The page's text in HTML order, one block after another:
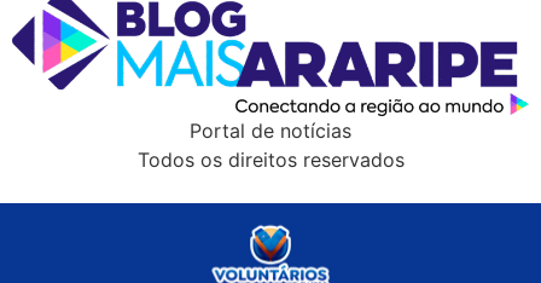
Portal de notícias
Todos os direitos reservados